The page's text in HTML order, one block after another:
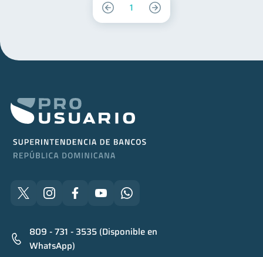
1
809 - 731 - 3535 (Disponible en
WhatsApp)